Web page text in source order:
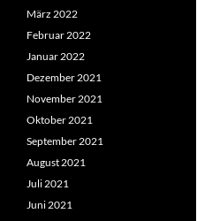
März 2022
Februar 2022
Januar 2022
Dezember 2021
November 2021
Oktober 2021
September 2021
August 2021
Juli 2021
Juni 2021